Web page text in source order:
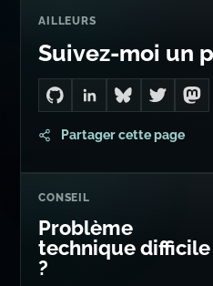
AILLEURS
Suivez-moi un
Go to Dan's GitHub
Connect with
Follow me
Follow
Partager cette page
CONSEIL
Problème
technique difficile
?